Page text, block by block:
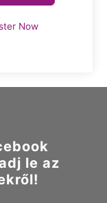
Now
le az